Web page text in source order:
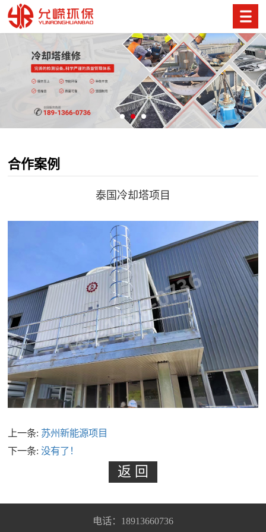
合作案例
泰国冷却塔项目
上一条: 苏州新能源项目
下一条:没有了！
电话：18913660736